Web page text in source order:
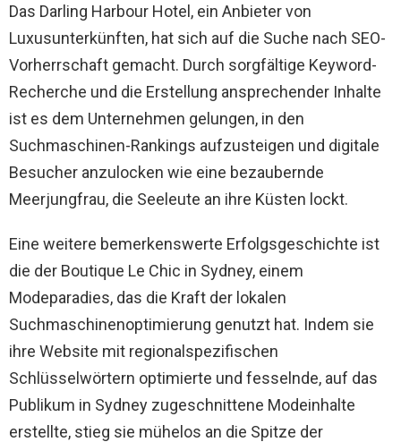
Das Darling Harbour Hotel, ein Anbieter von
Luxusunterkünften, hat sich auf die Suche nach SEO-
Vorherrschaft gemacht. Durch sorgfältige Keyword-
Recherche und die Erstellung ansprechender Inhalte
ist es dem Unternehmen gelungen, in den
Suchmaschinen-Rankings aufzusteigen und digitale
Besucher anzulocken wie eine bezaubernde
Meerjungfrau, die Seeleute an ihre Küsten lockt.
Eine weitere bemerkenswerte Erfolgsgeschichte ist
die der Boutique Le Chic in Sydney, einem
Modeparadies, das die Kraft der lokalen
Suchmaschinenoptimierung genutzt hat. Indem sie
ihre Website mit regionalspezifischen
Schlüsselwörtern optimierte und fesselnde, auf das
Publikum in Sydney zugeschnittene Modeinhalte
erstellte, stieg sie mühelos an die Spitze der